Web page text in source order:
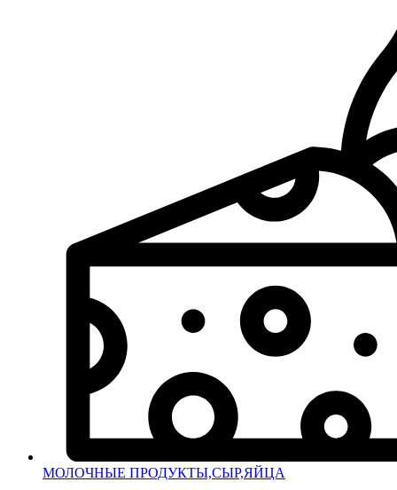
МОЛОЧНЫЕ ПРОДУКТЫ,СЫР,ЯЙЦА